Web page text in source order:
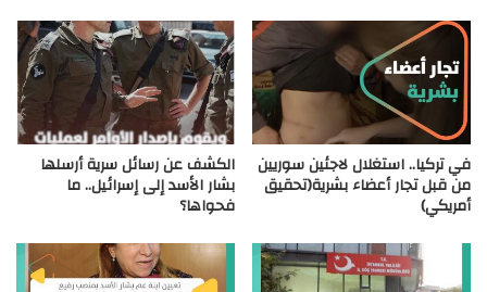
في تركيا.. استغلال لاجئين سوريين
من قبل تجار أعضاء بشرية(تحقيق
أمريكي)
الكشف عن رسائل سرية أرسلها
بشار الأسد إلى إسرائيل.. ما
فحواها؟